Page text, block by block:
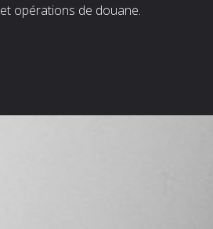
et opérations de douane.